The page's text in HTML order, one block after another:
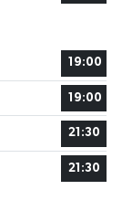
19:00
19:00
21:30
21:30